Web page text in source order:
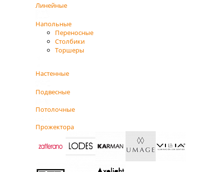
Линейные
Напольные
Переносные
Столбики
Торшеры
Настенные
Подвесные
Потолочные
Прожектора